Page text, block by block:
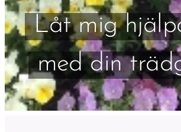
Låt mig
med din